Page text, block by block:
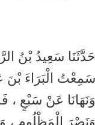
حَدَّثَنَا سَعِيدُ بْنُ
سَمِعْتُ الْبَرَاءَ بْنَ
وَنَهَانَا عَنْ سَبْعٍ ،
وَنَصْرَ الْمَظْلُومِ ،